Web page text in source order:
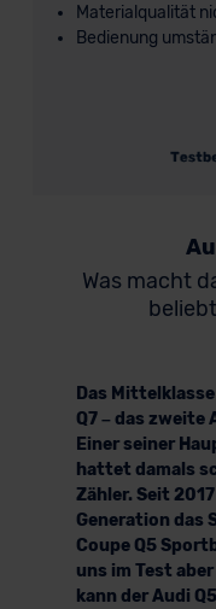
Materialqualität
Bedienung
Was macht
Das
Q7 – das zweite
Einer seiner
hattet damals
Zähler. Seit
Generation das
Coupe Q5
uns im Test
kann der Audi